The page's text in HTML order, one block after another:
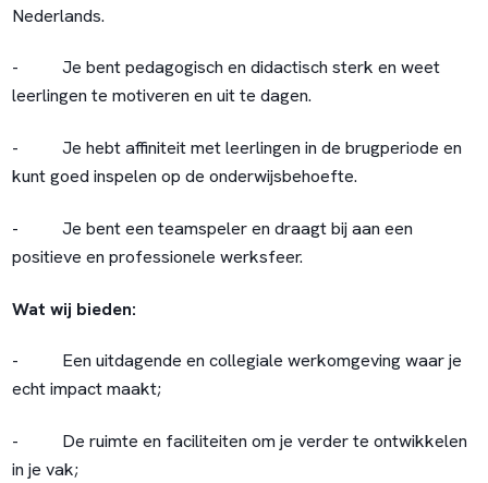
Nederlands.
- Je bent pedagogisch en didactisch sterk en weet
leerlingen te motiveren en uit te dagen.
- Je hebt affiniteit met leerlingen in de brugperiode en
kunt goed inspelen op de onderwijsbehoefte.
- Je bent een teamspeler en draagt bij aan een
positieve en professionele werksfeer.
Wat wij bieden:
- Een uitdagende en collegiale werkomgeving waar je
echt impact maakt;
- De ruimte en faciliteiten om je verder te ontwikkelen
in je vak;